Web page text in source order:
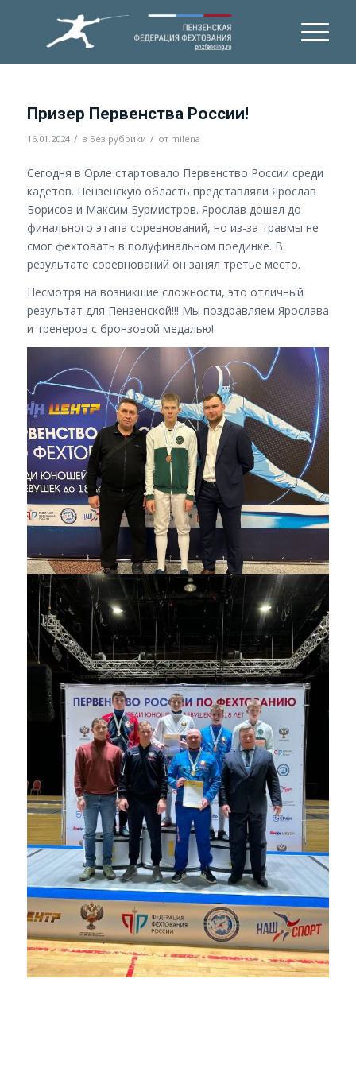
Призер Первенства России!
16.01.2024 / в Без рубрики / от milena
Сегодня в Орле стартовало Первенство России среди
кадетов. Пензенскую область представляли Ярослав
Борисов и Максим Бурмистров. Ярослав дошел до
финального этапа соревнований, но из-за травмы не
смог фехтовать в полуфинальном поединке. В
результате соревнований он занял третье место.
Несмотря на возникшие сложности, это отличный
результат для Пензенской!!! Мы поздравляем Ярослава
и тренеров с бронзовой медалью!